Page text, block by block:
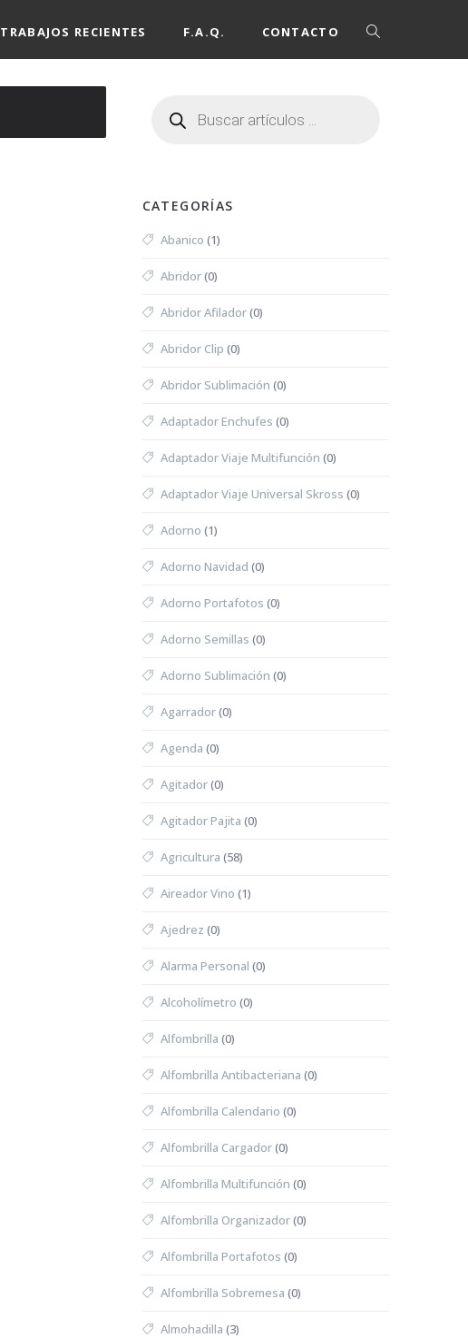
TRABAJOS RECIENTES F.A.Q. CONTACTO
CATEGORÍAS
Abanico (1)
Abridor(0)
Abridor Afilador(0)
Abridor Clip (0)
Abridor Sublimación (0)
Adaptador Enchufes (0)
Adaptador Viaje Multifunción (0)
Adaptador Viaje Universal Skross (0)
Adorno (1)
Adorno Navidad (0)
Adorno Portafotos (0)
Adorno Semillas (0)
Adorno Sublimación (0)
Agarrador(0)
Agenda (0)
Agitador(0)
Agitador Pajita (0)
Agricultura (58)
Aireador Vino (1)
Ajedrez (0)
Alarma Personal (0)
Alcoholímetro (0)
Alfombrilla (0)
Alfombrilla Antibacteriana (0)
Alfombrilla Calendario (0)
Alfombrilla Cargador(0)
Alfombrilla Multifunción (0)
Alfombrilla Organizador(0)
Alfombrilla Portafotos (0)
Alfombrilla Sobremesa (0)
Almohadilla (3)